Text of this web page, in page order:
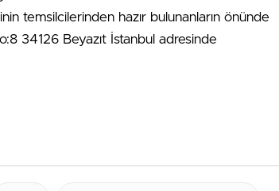
temsilcilerinden hazır bulunanların önünde
34126 Beyazıt İstanbul adresinde